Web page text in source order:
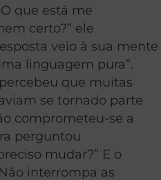
que está me
certo?” ele
veio à sua mente
linguagem pura”.
que muitas
se tornado parte
comprometeu-se a
perguntou
mudar?” E o
interrompa as